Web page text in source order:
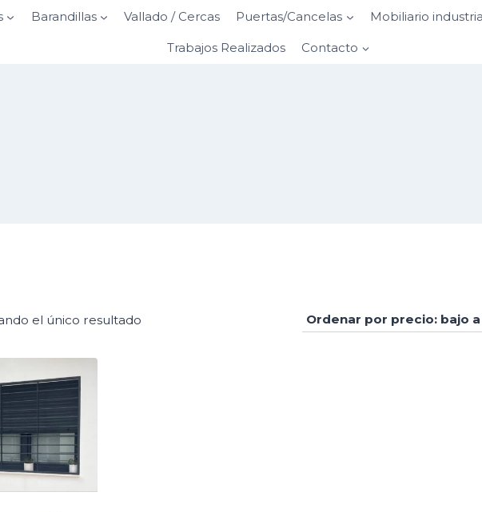
Barandillas Vallado / Cercas Puertas/Cancelas Mobiliario
Trabajos Realizados Contacto
el único resultado